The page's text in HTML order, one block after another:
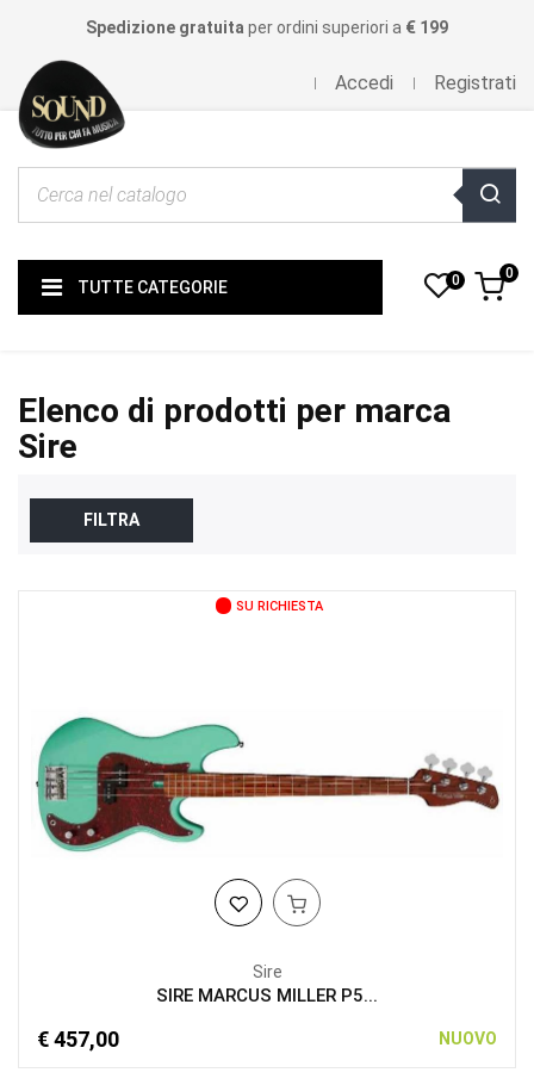
Spedizione gratuita per ordini superiori a € 199
Accedi Registrati
TUTTE CATEGORIE 0 0
Elenco di prodotti per marca
Sire
FILTRA
SU RICHIESTA
Sire
SIRE MARCUS MILLER P5...
€ 457,00 NUOVO